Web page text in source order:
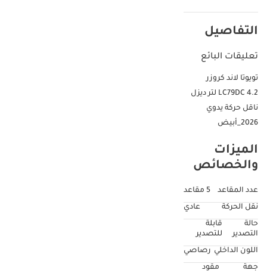
التفاصيل
تعليقات البائع
تويوتا لاند كروزر
LC79DC 4.2 لتر ديزل
ناقل حركة يدوي
2026_أبيض
الميزات
والخصائص
عدد المقاعد
5 مقاعد
نقل الحركة
عادي
حالة
التصدير
قابلة
للتصدير
اللون الداخلي رصاصي
جهة
مقود